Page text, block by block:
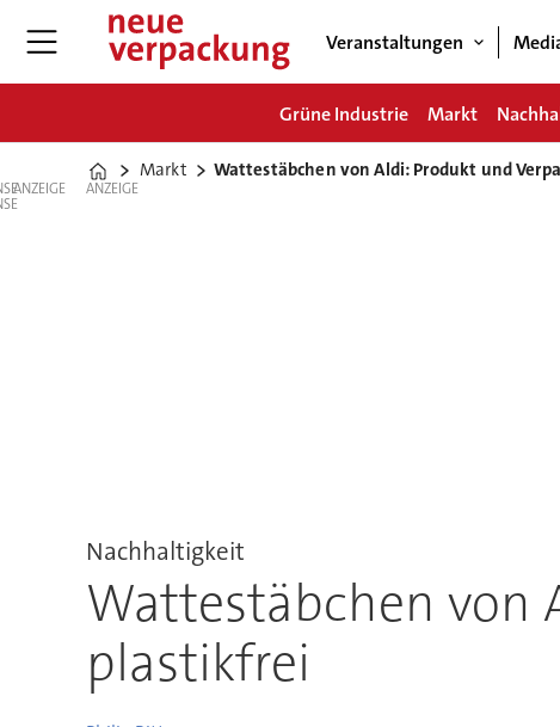
Veranstaltungen
Grüne Industrie Markt
Home
Markt Wattestäbchen von Aldi: Produkt und
ANZEIGE ANZEIGE
Nachhaltigkeit
Wattestäbchen von
plastikfrei